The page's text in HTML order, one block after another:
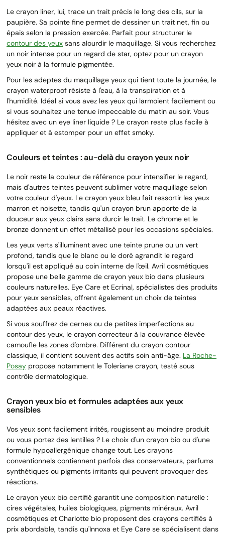
Le crayon liner, lui, trace un trait précis le long des cils, sur la
paupière. Sa pointe fine permet de dessiner un trait net, fin ou
épais selon la pression exercée. Parfait pour structurer le
contour des yeux sans alourdir le maquillage. Si vous recherchez
un noir intense pour un regard de star, optez pour un crayon
yeux noir à la formule pigmentée.
Pour les adeptes du maquillage yeux qui tient toute la journée, le
crayon waterproof résiste à l'eau, à la transpiration et à
l'humidité. Idéal si vous avez les yeux qui larmoient facilement ou
si vous souhaitez une tenue impeccable du matin au soir. Vous
hésitez avec un eye liner liquide ? Le crayon reste plus facile à
appliquer et à estomper pour un effet smoky.
Couleurs et teintes : au-delà du crayon yeux noir
Le noir reste la couleur de référence pour intensifier le regard,
mais d'autres teintes peuvent sublimer votre maquillage selon
votre couleur d'yeux. Le crayon yeux bleu fait ressortir les yeux
marron et noisette, tandis qu'un crayon brun apporte de la
douceur aux yeux clairs sans durcir le trait. Le chrome et le
bronze donnent un effet métallisé pour les occasions spéciales.
Les yeux verts s'illuminent avec une teinte prune ou un vert
profond, tandis que le blanc ou le doré agrandit le regard
lorsqu'il est appliqué au coin interne de l'œil. Avril cosmétiques
propose une belle gamme de crayon yeux bio dans plusieurs
couleurs naturelles. Eye Care et Ecrinal, spécialistes des produits
pour yeux sensibles, offrent également un choix de teintes
adaptées aux peaux réactives.
Si vous souffrez de cernes ou de petites imperfections au
contour des yeux, le crayon correcteur à la couvrance élevée
camoufle les zones d'ombre. Différent du crayon contour
classique, il contient souvent des actifs soin anti-âge. La Roche-
Posay propose notamment le Toleriane crayon, testé sous
contrôle dermatologique.
Crayon yeux bio et formules adaptées aux yeux
sensibles
Vos yeux sont facilement irrités, rougissent au moindre produit
ou vous portez des lentilles ? Le choix d'un crayon bio ou d'une
formule hypoallergénique change tout. Les crayons
conventionnels contiennent parfois des conservateurs, parfums
synthétiques ou pigments irritants qui peuvent provoquer des
réactions.
Le crayon yeux bio certifié garantit une composition naturelle :
cires végétales, huiles biologiques, pigments minéraux. Avril
cosmétiques et Charlotte bio proposent des crayons certifiés à
prix abordable, tandis qu'Innoxa et Eye Care se spécialisent dans